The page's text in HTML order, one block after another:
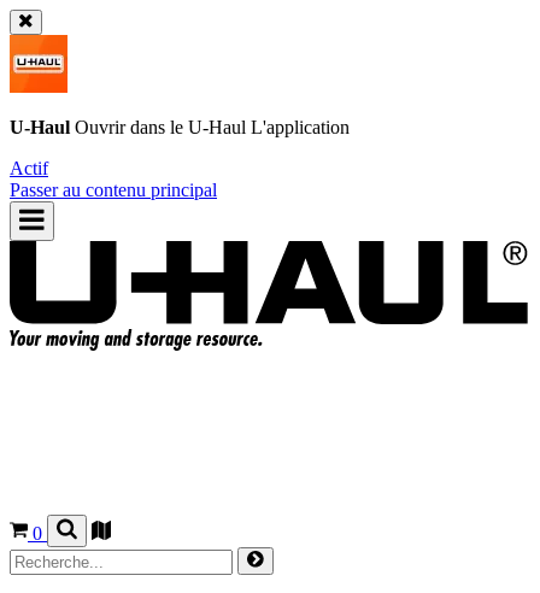
U-Haul Ouvrir dans le U-Haul L'application
Actif
Passer au contenu principal
0